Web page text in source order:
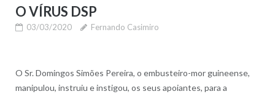
O VÍRUS DSP
03/03/2020 Fernando Casimiro
O Sr. Domingos Simões Pereira, o embusteiro-mor guineense,
manipulou, instruiu e instigou, os seus apoiantes, para a